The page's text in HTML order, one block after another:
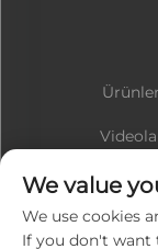
Ürünler
İletişim
We value
We use cookies
If you don't want